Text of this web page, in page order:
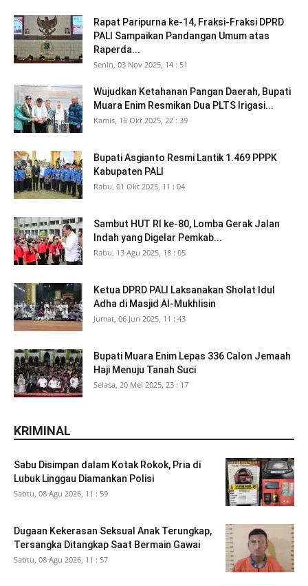
Rapat Paripurna ke-14, Fraksi-Fraksi DPRD
PALI Sampaikan Pandangan Umum atas
Raperda...
Senin, 03 Nov 2025, 14 : 51
Wujudkan Ketahanan Pangan Daerah, Bupati
Muara Enim Resmikan Dua PLTS Irigasi...
Kamis, 16 Okt 2025, 22 : 39
Bupati Asgianto Resmi Lantik 1.469 PPPK
Kabupaten PALI
Rabu, 01 Okt 2025, 11 : 04
Sambut HUT RI ke-80, Lomba Gerak Jalan
Indah yang Digelar Pemkab...
Rabu, 13 Agu 2025, 18 : 05
Ketua DPRD PALI Laksanakan Sholat Idul
Adha di Masjid Al-Mukhlisin
Jumat, 06 Jun 2025, 11 : 43
Bupati Muara Enim Lepas 336 Calon Jemaah
Haji Menuju Tanah Suci
Selasa, 20 Mei 2025, 23 : 17
KRIMINAL
Sabu Disimpan dalam Kotak Rokok, Pria di
Lubuk Linggau Diamankan Polisi
Sabtu, 08 Agu 2026, 11 : 59
Dugaan Kekerasan Seksual Anak Terungkap,
Tersangka Ditangkap Saat Bermain Gawai
Sabtu, 08 Agu 2026, 11 : 57